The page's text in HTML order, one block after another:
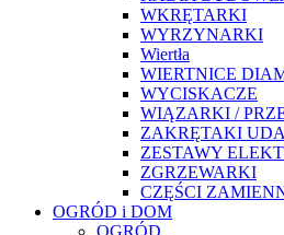
WKRĘTARKI
WYRZYNARKI
Wiertła
WIERTNICE
WYCISKACZE
WIĄZARKI /
ZAKRĘTAKI
ZESTAWY
ZGRZEWARKI
CZĘŚCI
OGRÓD i DOM